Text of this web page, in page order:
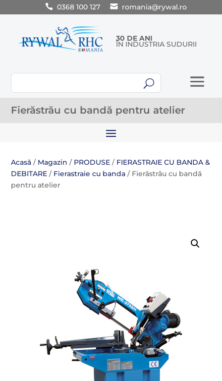
0368 100 127 romania@rywal.ro
30 DE ANI
ÎN INDUSTRIA SUDURII
U
Fierăstrău cu bandă pentru atelier
Acasă / Magazin / PRODUSE / FIERASTRAIE CU BANDA &
DEBITARE / Fierastraie cu banda / Fierăstrău cu bandă
pentru atelier